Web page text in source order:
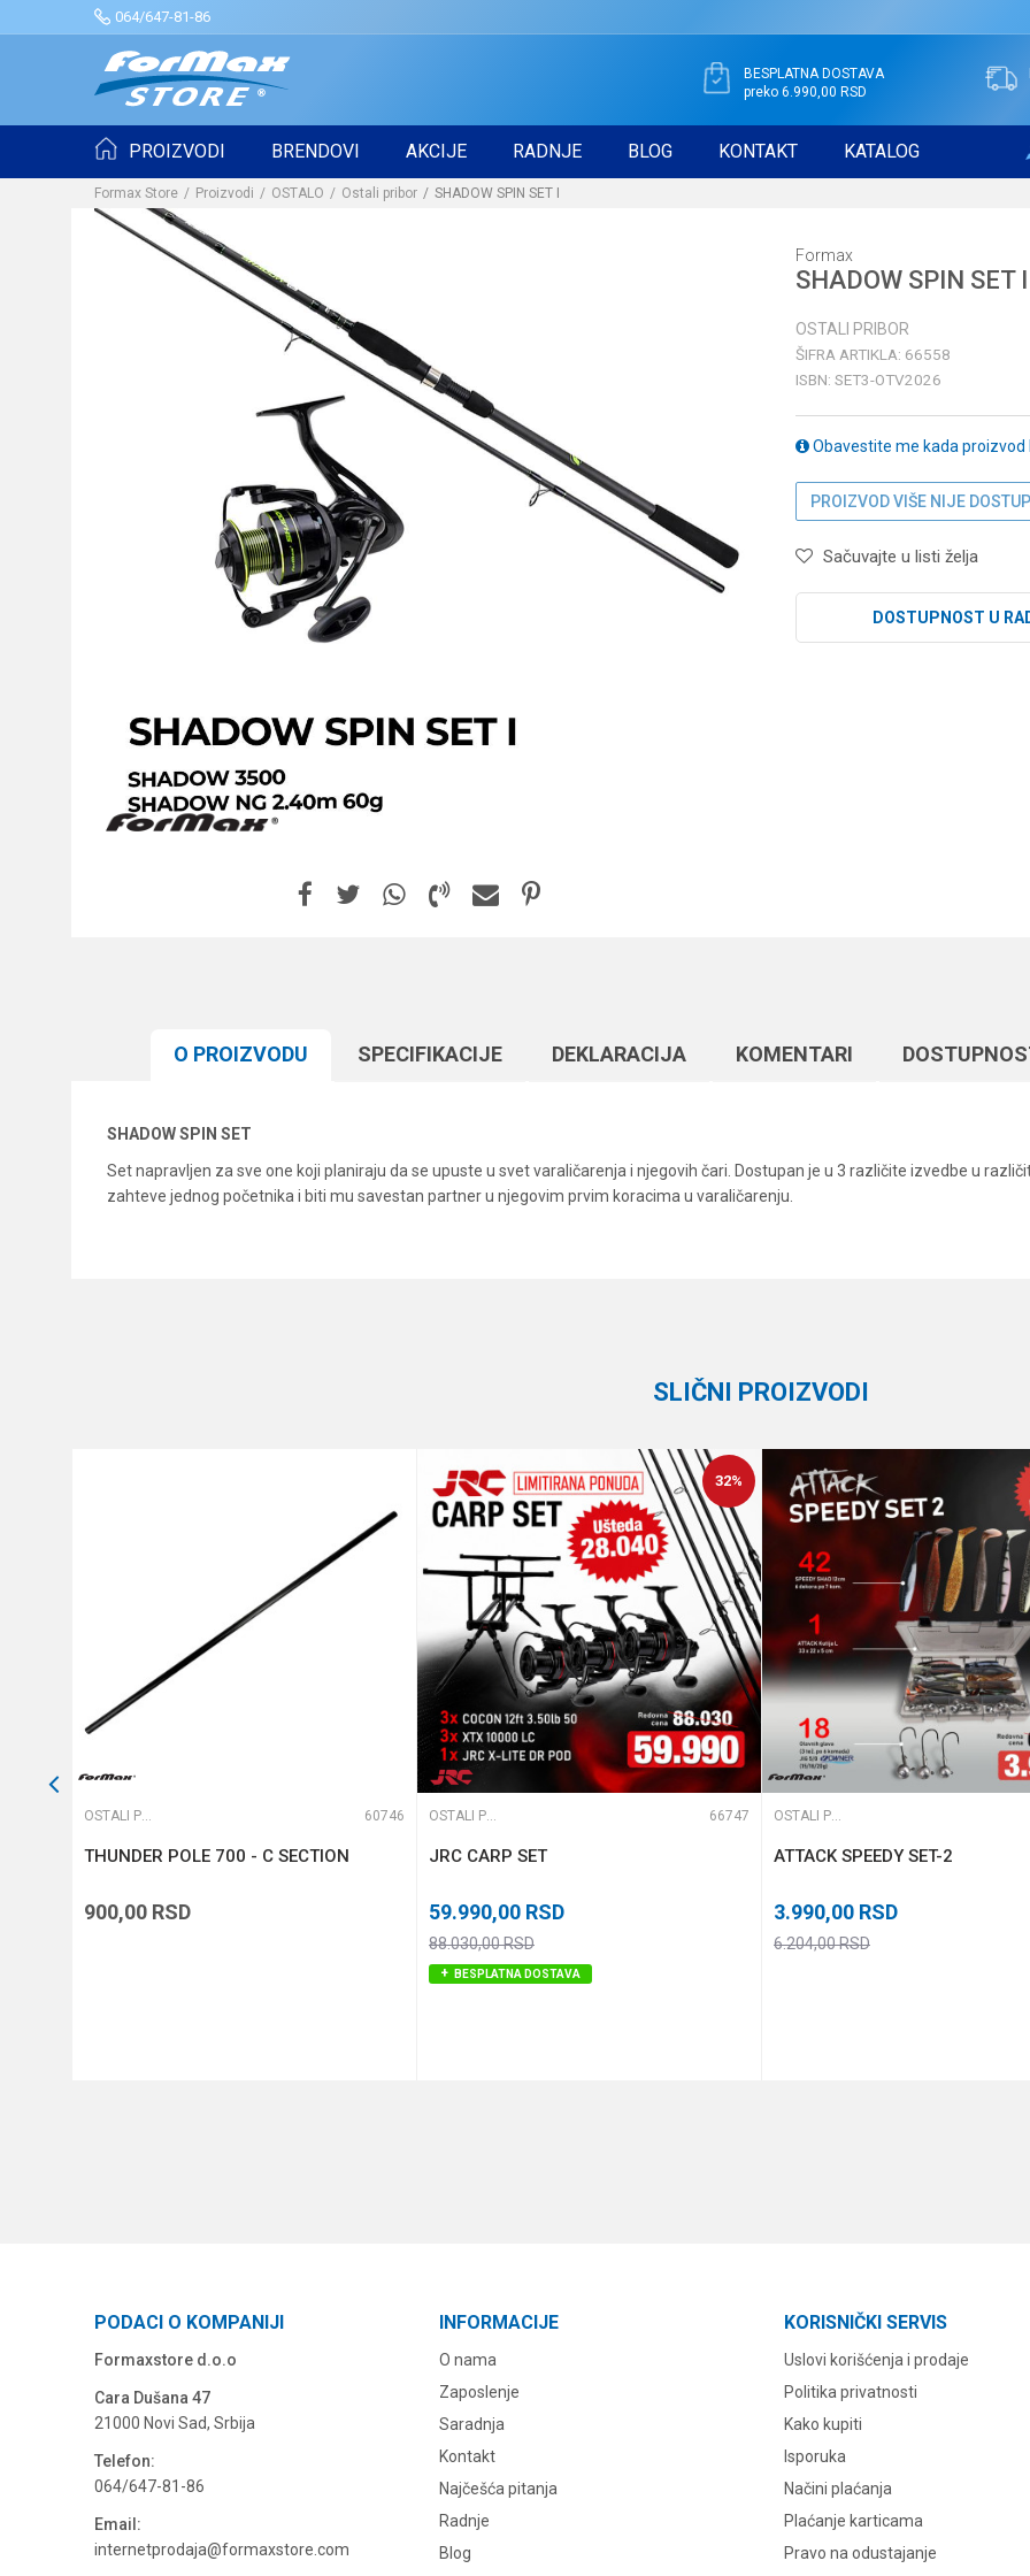
064/647-81-86
BESPLATNA DOSTAVA
preko 6.990,00 RSD
PROIZVODI BRENDOVI AKCIJE RADNJE BLOG KONTAKT KATALOG
Formax Store Proizvodi OSTALO Ostali pribor SHADOW SPIN SET I
Formax
SHADOW SPIN SET I
OSTALI PRIBOR
ŠIFRA ARTIKLA: 66558
ISBN: SET3-OTV2026
Obavestite me kada proizvod
PROIZVOD VIŠE NIJE
Sačuvajte u listi želja
DOSTUPNOST U
O PROIZVODU SPECIFIKACIJЕ DEKLARACIJA KOMENTARI
SHADOW SPIN SET
Set napravljen za sve one koji planiraju da se upuste u svet varaličarenja i njegovih čari. Dostupan je u 3 različite izvedbe u
zahteve jednog početnika i biti mu savestan partner u njegovim prvim koracima u varaličarenju.
Anti-spam zaštita - izračunajte koliko je 4 + 1 :
SLIČNI PROIZVODI
OSTALI PRIBOR 60746
THUNDER POLE 700 - C SECTION
900,00 RSD
32%
OSTALI PRIBOR 66747
JRC CARP SET
59.990,00 RSD
88.030,00RSD
BESPLATNA DOSTAVA
OSTALI PRIBOR
ATTACK SPEEDY SET-2
3.990,00 RSD
6.204,00RSD
PODACI O KOMPANIJI
Formaxstore d.o.o
Cara Dušana 47
21000 Novi Sad, Srbija
Telefon:
064/647-81-86
Email:
internetprodaja@formaxstore.com
INFORMACIJE
O nama
Zaposlenje
Saradnja
Kontakt
Najčešća pitanja
Radnje
Blog
KORISNIČKI SERVIS
Uslovi korišćenja i prodaje
Politika privatnosti
Kako kupiti
Isporuka
Načini plaćanja
Plaćanje karticama
Pravo na odustajanje